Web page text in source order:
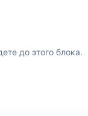
до этого блока.